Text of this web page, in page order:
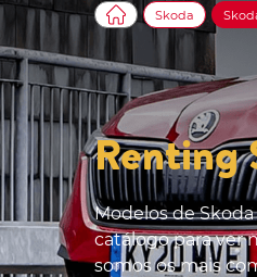
Renting
Modelos de
catálogo para ver
somos os mais
Skoda